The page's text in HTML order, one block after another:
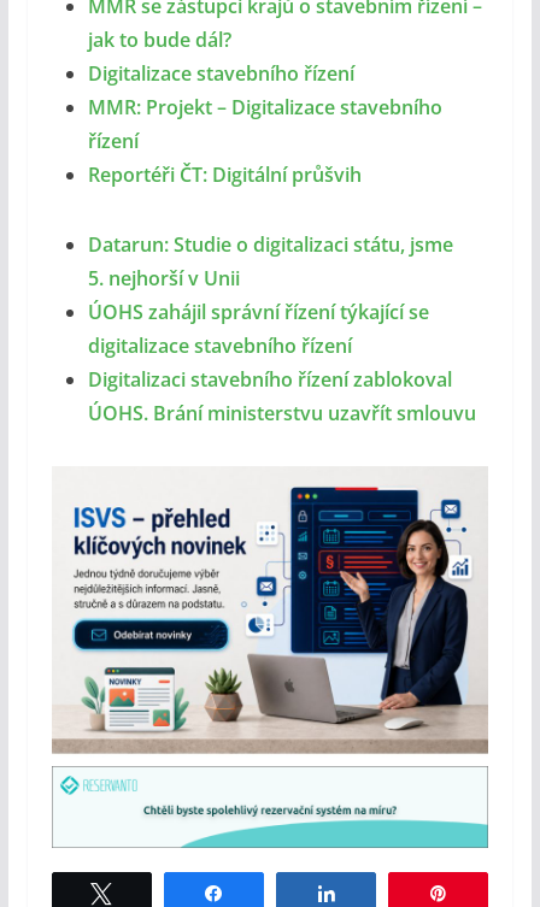
MMR se zástupci krajů o stavebním řízení –
jak to bude dál?
Digitalizace stavebního řízení
MMR: Projekt – Digitalizace stavebního
řízení
Reportéři ČT: Digitální průšvih
Datarun: Studie o digitalizaci státu, jsme
5. nejhorší v Unii
ÚOHS zahájil správní řízení týkající se
digitalizace stavebního řízení
Digitalizaci stavebního řízení zablokoval
ÚOHS. Brání ministerstvu uzavřít smlouvu